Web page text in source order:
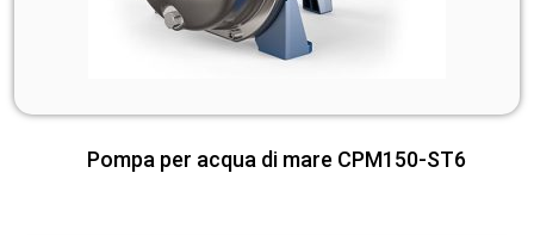
Pompa per acqua di mare CPM150-ST6